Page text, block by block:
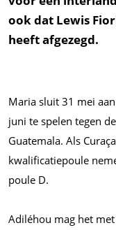
ook dat Lewis
heeft afgezegd.
Maria sluit 31 mei
juni te spelen tegen
Guatemala. Als
kwalificatiepoule
poule D.
Adiléhou mag het